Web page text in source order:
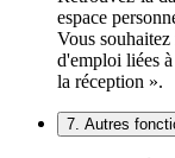
espace
Vous
d'emploi liées
la réception ».
7. Autres